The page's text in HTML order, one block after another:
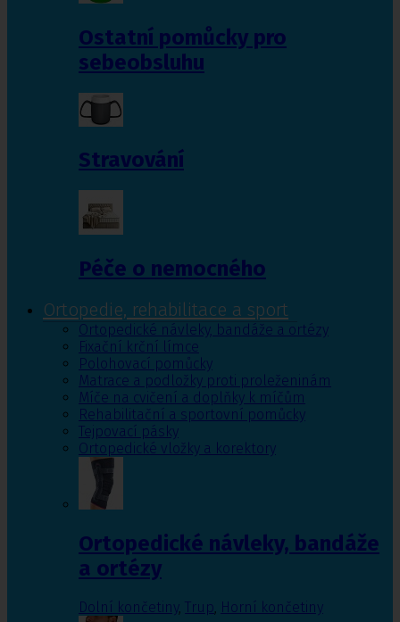
Ostatní pomůcky pro
sebeobsluhu
Stravování
Péče o nemocného
Ortopedie, rehabilitace a sport
Ortopedické návleky, bandáže a ortézy
Fixační krční límce
Polohovací pomůcky
Matrace a podložky proti proleženinám
Míče na cvičení a doplňky k míčům
Rehabilitační a sportovní pomůcky
Tejpovací pásky
Ortopedické vložky a korektory
Ortopedické návleky, bandáže
a ortézy
Dolní končetiny, Trup, Horní končetiny